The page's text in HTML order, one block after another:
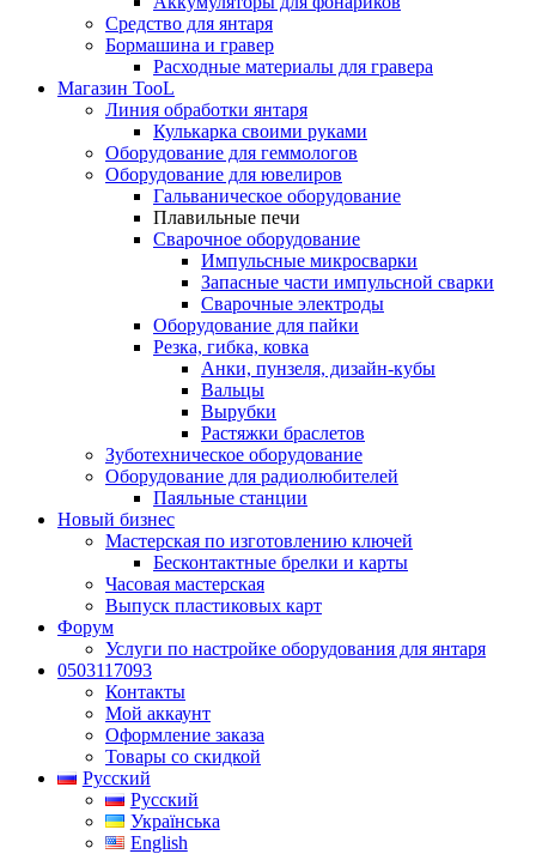
Средство для янтаря
Бормашина и гравер
Расходные материалы для гравера
Магазин TooL
Линия обработки янтаря
Кулькарка своими руками
Оборудование для геммологов
Оборудование для ювелиров
Гальваническое оборудование
Плавильные печи
Сварочное оборудование
Импульсные микросварки
Запасные части импульсной сварки
Сварочные электроды
Оборудование для пайки
Резка, гибка, ковка
Анки, пунзеля, дизайн-кубы
Вальцы
Вырубки
Растяжки браслетов
Зуботехническое оборудование
Оборудование для радиолюбителей
Паяльные станции
Новый бизнес
Мастерская по изготовлению ключей
Бесконтактные брелки и карты
Часовая мастерская
Выпуск пластиковых карт
Форум
Услуги по настройке оборудования для янтаря
0503117093
Контакты
Мой аккаунт
Оформление заказа
Товары со скидкой
Русский
Русский
Українська
English